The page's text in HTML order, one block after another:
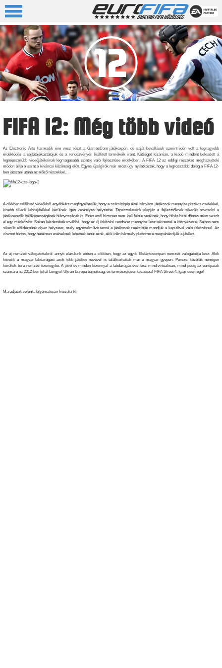
FIFA 12: Még több videó
Az Electronic Arts harmadik éve vesz részt a GamesCom játékexpón, de saját bevallásuk szerint idén volt a legnagyobb
érdeklődés a sajtótájékoztatójuk és a rendezvényen kiállított termékeik iránt. Kétséget kizáróan, a kiadó mindent beleadott a
legnépszerűbb videójátékainak legmagasabb szintre való fejlesztése érdekében. A FIFA 12 az eddigi részeket meghazudtoló
módon állja a sarat a kíváncsi közönség előtt. Egyes újságírók már most úgy nyilatkoztak, hogy a legrosszabb dolog a FIFA 12-
ben játszani utána az előző részekkel…
A cikkben található videókból egyébként megfigyelhetjük, hogy a számítógép által irányított játékosok mennyire piszkos cselekkel,
kisebb tili-toli labdajátékkal kerülnek igen veszélyes helyzetbe. Tapasztalataink alapján a fejlesztőknek sikerült orvosolni a
játékvezetők ítélőképességének hiányosságait is. Ezért attól biztosan nem kell félnie senkinek, hogy hibás bírói döntés miatt veszít
el egy mérkőzést. Sokan kérdeztétek továbbá, hogy az új ütközési rendszer mennyire lesz tekintettel a környezetre. Sajnos nem
sikerült előidéznünk olyan helyzetet, mely egyértelművé tenné a játékosok reakcióját mondjuk a kapufával való ütközéssel. Az
viszont biztos, hogy hatalmas eséseknek lehetnek tanúi azok, akik idén bármely platformra megvásárolják a játékot.
Az új nemzeti válogatottakról annyit elárulunk ebben a cikkben, hogy az egyik Elefántcsontpart nemzeti válogatottja lesz. Akik
követik a magyar labdarúgást azok több játékos nevével is találkozhattak már a magyar gyepen. Persze, közülük nemigen
kerültek be a nemzeti tizenegybe. A jövő év minden bizonnyal a labdarúgás éve lesz mind virtuálisan, mind pedig az európaiak
számára is. 2012-ben tehát Lengyel-Ukrán Európa bajnokság, és természetesen tavasszal FIFA Street 4. Igazi csemege!
Maradjatok velünk, folyamatosan frissülünk!